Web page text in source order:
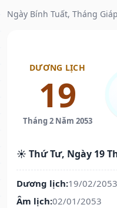
Ngày Bính Tuất, Tháng
DƯƠNG LỊCH
19
Tháng 2 Năm 2053
☀️ Thứ Tư, Ngày 19
Dương lịch:19/02/2053
Âm lịch:02/01/2053